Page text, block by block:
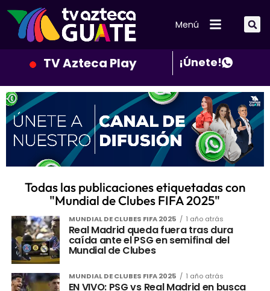
Menú
TV Azteca Play ¡Únete!
Todas las publicaciones etiquetadas con
"Mundial de Clubes FIFA 2025"
MUNDIAL DE CLUBES FIFA 2025 1 año atrás
Real Madrid queda fuera tras dura
caída ante el PSG en semifinal del
Mundial de Clubes
MUNDIAL DE CLUBES FIFA 2025 1 año atrás
EN VIVO: PSG vs Real Madrid en busca